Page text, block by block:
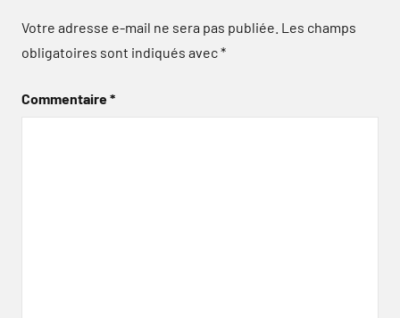
Votre adresse e-mail ne sera pas publiée. Les champs
obligatoires sont indiqués avec*
Commentaire*